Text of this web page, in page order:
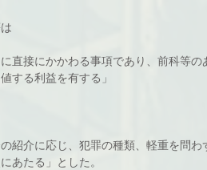
に直接にかかわる事項であり、前科等
する利益を有する」
の紹介に応じ、犯罪の種類、軽重を問
あたる」とした。